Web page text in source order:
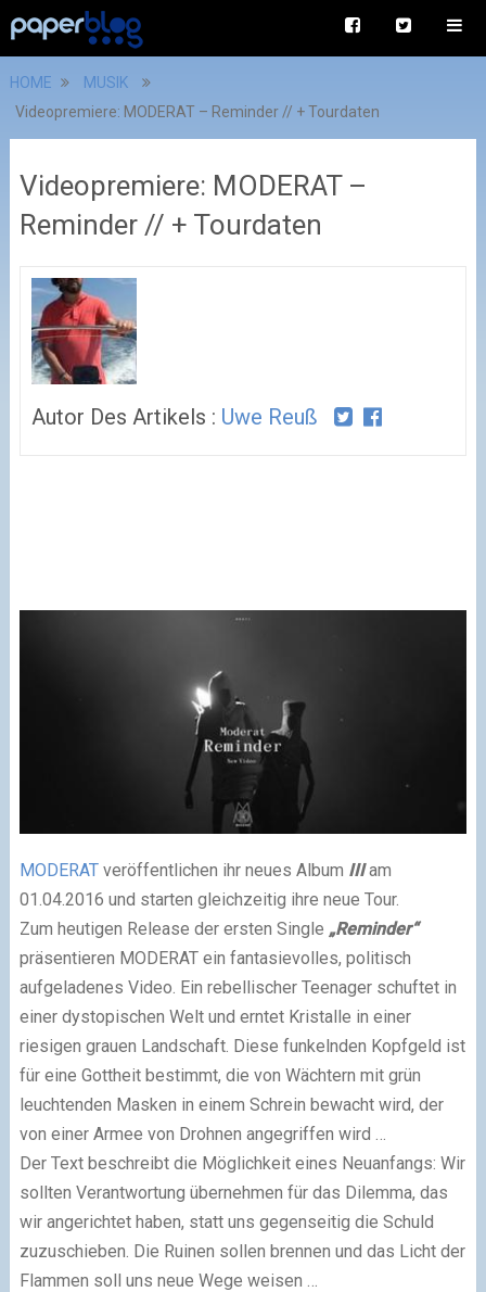
HOME
MUSIK
Videopremiere: MODERAT – Reminder // + Tourdaten
Videopremiere: MODERAT –
Reminder // + Tourdaten
Autor Des Artikels : Uwe Reuß
MODERATveröffentlichen ihr neues Album III am
01.04.2016 und starten gleichzeitig ihre neue Tour.
Zum heutigen Release der ersten Single „Reminder“
präsentieren MODERAT ein fantasievolles, politisch
aufgeladenes Video. Ein rebellischer Teenager schuftet in
einer dystopischen Welt und erntet Kristalle in einer
riesigen grauen Landschaft. Diese funkelnden Kopfgeld ist
für eine Gottheit bestimmt, die von Wächtern mit grün
leuchtenden Masken in einem Schrein bewacht wird, der
von einer Armee von Drohnen angegriffen wird …
Der Text beschreibt die Möglichkeit eines Neuanfangs: Wir
sollten Verantwortung übernehmen für das Dilemma, das
wir angerichtet haben, statt uns gegenseitig die Schuld
zuzuschieben. Die Ruinen sollen brennen und das Licht der
Flammen soll uns neue Wege weisen …